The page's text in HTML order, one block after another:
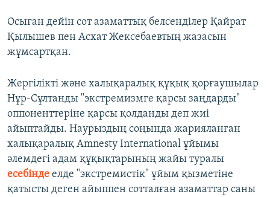
Осыған дейін сот азаматтық белсенділер Қайрат
Қылышев пен Асхат Жексебаевтың жазасын
жұмсартқан.
Жергілікті және халықаралық құқық қорғаушылар
Нұр-Сұлтанды "экстремизмге қарсы заңдарды"
оппоненттеріне қарсы қолданды деп жиі
айыптайды. Наурыздың соңында жарияланған
халықаралық Amnesty International ұйымы
әлемдегі адам құқықтарының жайы туралы
есебінде елде "экстремистік" ұйым қызметіне
қатысты деген айыппен сотталған азаматтар саны